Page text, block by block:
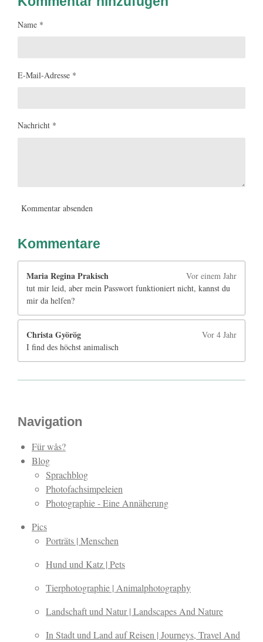
Name *
E-Mail-Adresse *
Nachricht *
Kommentar absenden
Kommentare
Maria Regina Prakisch
Vor einem Jahr
tut mir leid, aber mein Passwort funktioniert nicht, kannst du
mir da helfen?
Christa Györög
Vor 4 Jahr
I find des höchst animalisch
Navigation
Für wås?
Blog
Sprachblog
Photofachsimpeleien
Photographie - Eine Annäherung
Pics
Porträts | Menschen
Hund und Katz | Pets
Tierphotographie | Animalphotography
Landschaft und Natur | Landscapes And Nature
In Stadt und Land auf Reisen | Journeys, Travel And